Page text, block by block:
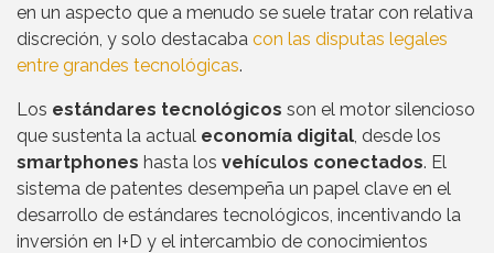
en un aspecto que a menudo se suele tratar con relativa
discreción, y solo destacaba con las disputas legales
entre grandes tecnológicas.
Los estándares tecnológicos son el motor silencioso
que sustenta la actual economía digital, desde los
smartphones hasta los vehículos conectados. El
sistema de patentes desempeña un papel clave en el
desarrollo de estándares tecnológicos, incentivando la
inversión en I+D y el intercambio de conocimientos